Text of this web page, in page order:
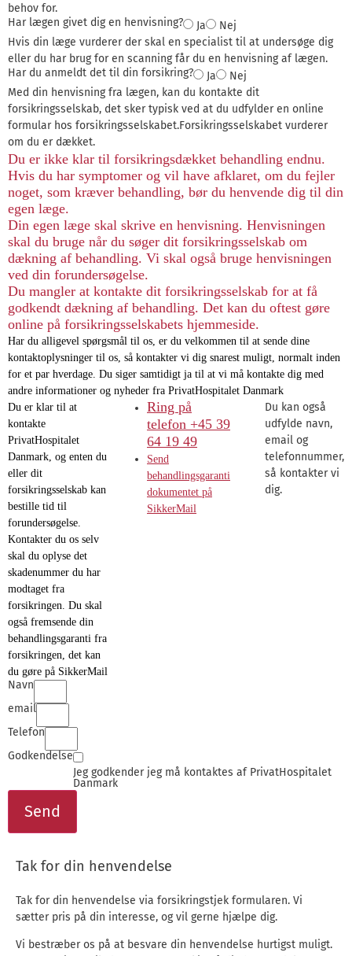
behov for.
Har lægen givet dig en henvisning?
Ja
Nej
Hvis din læge vurderer der skal en specialist til at undersøge dig
eller du har brug for en scanning får du en henvisning af lægen.
Har du anmeldt det til din forsikring?
Ja
Nej
Med din henvisning fra lægen, kan du kontakte dit
forsikringsselskab, det sker typisk ved at du udfylder en online
formular hos forsikringsselskabet.Forsikringsselskabet vurderer
om du er dækket.
Du er ikke klar til forsikringsdækket behandling endnu.
Hvis du har symptomer og vil have afklaret, om du fejler
noget, som kræver behandling, bør du henvende dig til din
egen læge.
Din egen læge skal skrive en henvisning. Henvisningen
skal du bruge når du søger dit forsikringsselskab om
dækning af behandling. Vi skal også bruge henvisningen
ved din forundersøgelse.
Du mangler at kontakte dit forsikringsselskab for at få
godkendt dækning af behandling. Det kan du oftest gøre
online på forsikringsselskabets hjemmeside.
Har du alligevel spørgsmål til os, er du velkommen til at sende dine
kontaktoplysninger til os, så kontakter vi dig snarest muligt, normalt inden
for et par hverdage. Du siger samtidigt ja til at vi må kontakte dig med
andre informationer og nyheder fra PrivatHospitalet Danmark
Du er klar til at
kontakte
PrivatHospitalet
Danmark, og enten du
eller dit
forsikringsselskab kan
bestille tid til
forundersøgelse.
Kontakter du os selv
skal du oplyse det
skadenummer du har
modtaget fra
forsikringen. Du skal
også fremsende din
behandlingsgaranti fra
forsikringen, det kan
du gøre på SikkerMail
Ring på
telefon +45 39
64 19 49
Send
behandlingsgaranti
dokumentet på
SikkerMail
Du kan også
udfylde navn,
email og
telefonnummer,
så kontakter vi
dig.
Navn
email
Telefon
Godkendelse
Jeg godkender jeg må kontaktes af PrivatHospitalet
Danmark
Send
Tak for din henvendelse
Tak for din henvendelse via forsikringstjek formularen. Vi
sætter pris på din interesse, og vil gerne hjælpe dig.
Vi bestræber os på at besvare din henvendelse hurtigst muligt.